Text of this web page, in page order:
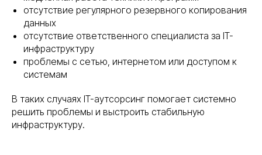
отсутствие регулярного резервного копирования
данных
отсутствие ответственного специалиста за IT-
инфраструктуру
проблемы с сетью, интернетом или доступом к
системам
В таких случаях IT-аутсорсинг помогает системно
решить проблемы и выстроить стабильную
инфраструктуру.